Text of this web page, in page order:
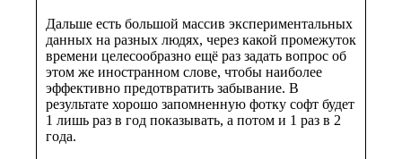
Дальше есть большой массив экспериментальных
данных на разных людях, через какой промежуток
времени целесообразно ещё раз задать вопрос об
этом же иностранном слове, чтобы наиболее
эффективно предотвратить забывание. В
результате хорошо запомненную фотку софт будет
1 лишь раз в год показывать, а потом и 1 раз в 2
года.